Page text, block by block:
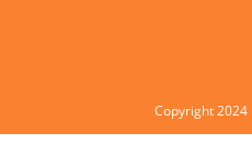
Copyright